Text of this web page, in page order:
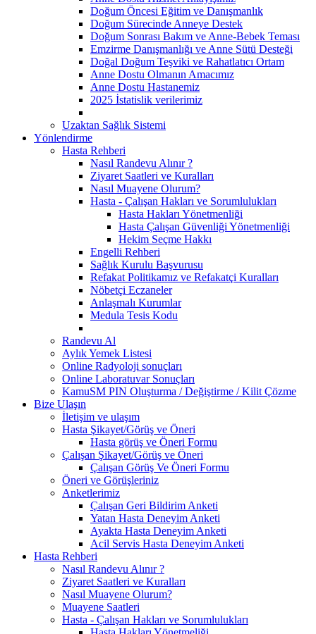
Doğum Öncesi Eğitim ve Danışmanlık
Doğum Sürecinde Anneye Destek
Doğum Sonrası Bakım ve Anne-Bebek Teması
Emzirme Danışmanlığı ve Anne Sütü Desteği
Doğal Doğum Teşviki ve Rahatlatıcı Ortam
Anne Dostu Olmanın Amacımız
Anne Dostu Hastanemiz
2025 İstatislik verilerimiz
Uzaktan Sağlık Sistemi
Yönlendirme
Hasta Rehberi
Nasıl Randevu Alınır ?
Ziyaret Saatleri ve Kuralları
Nasıl Muayene Olurum?
Hasta - Çalışan Hakları ve Sorumlulukları
Hasta Hakları Yönetmenliği
Hasta Çalışan Güvenliği Yönetmenliği
Hekim Seçme Hakkı
Engelli Rehberi
Sağlık Kurulu Başvurusu
Refakat Politikamız ve Refakatçi Kuralları
Nöbetçi Eczaneler
Anlaşmalı Kurumlar
Medula Tesis Kodu
Randevu Al
Aylık Yemek Listesi
Online Radyoloji sonuçları
Online Laboratuvar Sonuçları
KamuSM PIN Oluşturma / Değiştirme / Kilit Çözme
Bize Ulaşın
İletişim ve ulaşım
Hasta Şikayet/Görüş ve Öneri
Hasta görüş ve Öneri Formu
Çalışan Şikayet/Görüş ve Öneri
Çalışan Görüş Ve Öneri Formu
Öneri ve Görüşleriniz
Anketlerimiz
Çalışan Geri Bildirim Anketi
Yatan Hasta Deneyim Anketi
Ayakta Hasta Deneyim Anketi
Acil Servis Hasta Deneyim Anketi
Hasta Rehberi
Nasıl Randevu Alınır ?
Ziyaret Saatleri ve Kuralları
Nasıl Muayene Olurum?
Muayene Saatleri
Hasta - Çalışan Hakları ve Sorumlulukları